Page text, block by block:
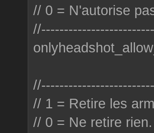
// 0 = N'autorise
// 1 = Retire les
// 0 = Ne retire rien.